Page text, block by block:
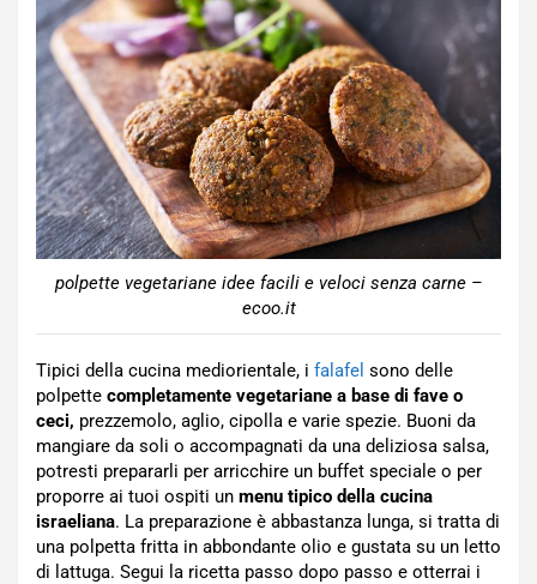
polpette vegetariane idee facili e veloci senza carne –
ecoo.it
Tipici della cucina mediorientale, i falafel sono delle
polpette completamente vegetariane a base di fave o
ceci, prezzemolo, aglio, cipolla e varie spezie. Buoni da
mangiare da soli o accompagnati da una deliziosa salsa,
potresti prepararli per arricchire un buffet speciale o per
proporre ai tuoi ospiti un menu tipico della cucina
israeliana. La preparazione è abbastanza lunga, si tratta di
una polpetta fritta in abbondante olio e gustata su un letto
di lattuga. Segui la ricetta passo dopo passo e otterrai i